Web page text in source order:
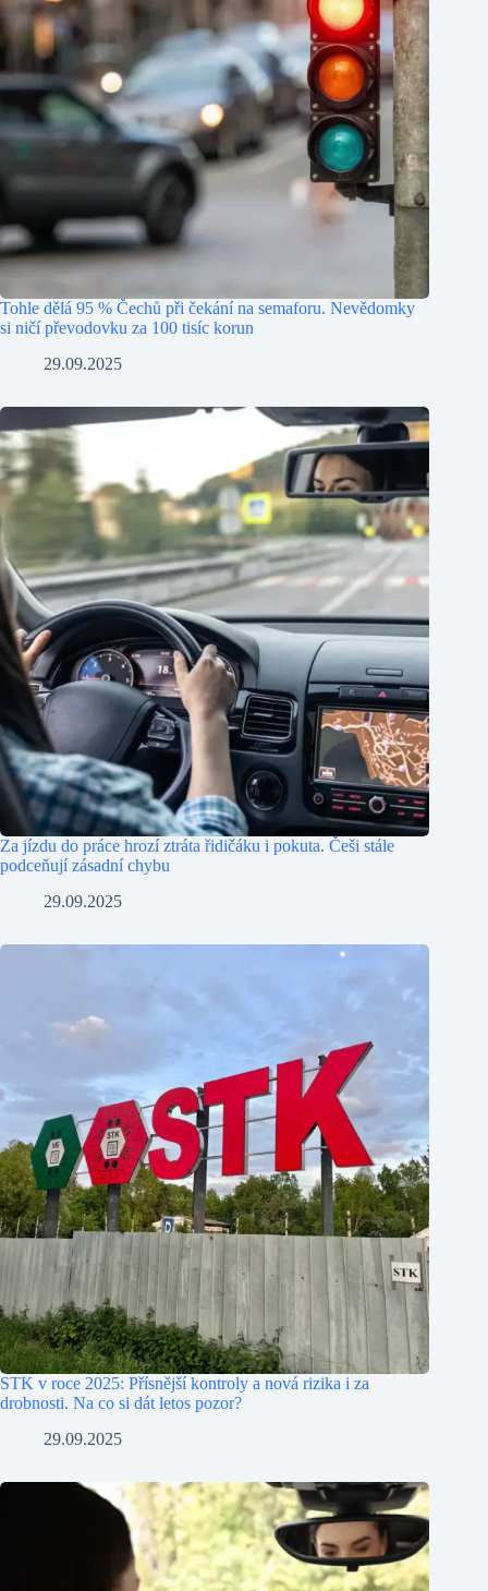
Tohle dělá 95 % Čechů při čekání na semaforu. Nevědomky
si ničí převodovku za 100 tisíc korun
29.09.2025
Za jízdu do práce hrozí ztráta řidičáku i pokuta. Češi stále
podceňují zásadní chybu
29.09.2025
STK v roce 2025: Přísnější kontroly a nová rizika i za
drobnosti. Na co si dát letos pozor?
29.09.2025